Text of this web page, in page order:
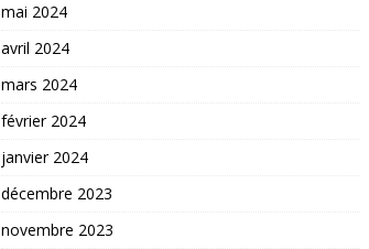
mai 2024
avril 2024
mars 2024
février 2024
janvier 2024
décembre 2023
novembre 2023